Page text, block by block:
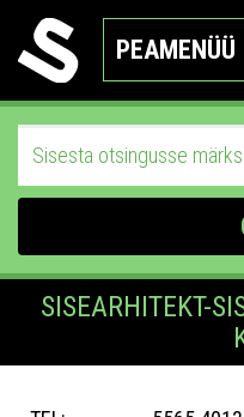
PEAMENÜÜ
SISEARHITEKT-